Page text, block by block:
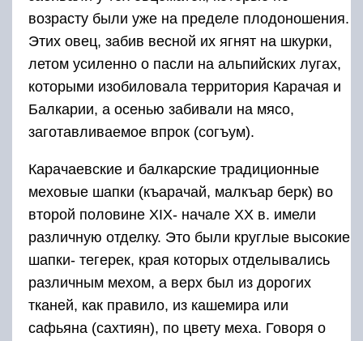
возрасту были уже на пределе плодоношения.
Этих овец, забив весной их ягнят на шкурки,
летом усиленно о пасли на альпийских лугах,
которыми изобиловала территория Карачая и
Балкарии, а осенью забивали на мясо,
заготавливаемое впрок (согъум).
Карачаевские и балкарские традиционные
меховые шапки (къарачай, малкъар берк) во
второй половине ХIХ- начале XX в. имели
различную отделку. Это были круглые высокие
шапки- тегерек, края которых отделывались
различным мехом, а верх был из дорогих
тканей, как правило, из кашемира или
сафьяна (сахтиян), по цвету меха. Говоря о